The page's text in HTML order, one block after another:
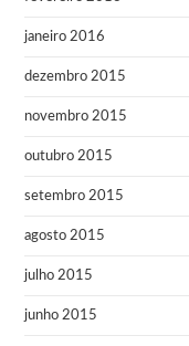
janeiro 2016
dezembro 2015
novembro 2015
outubro 2015
setembro 2015
agosto 2015
julho 2015
junho 2015